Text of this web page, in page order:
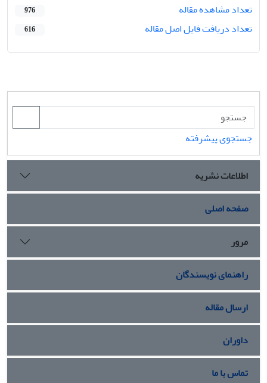
تعداد مشاهده مقاله
976
تعداد دریافت فایل اصل مقاله 616
جستجوی پیشرفته
اطلاعات نشریه
صفحه اصلی
مرور
راهنمای نویسندگان
ارسال مقاله
داوران
تماس با ما